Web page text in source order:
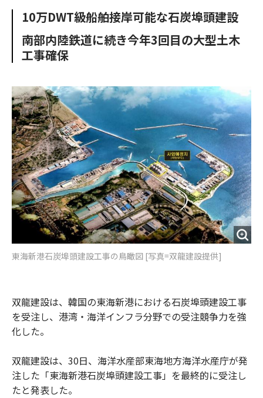
o
k
e
u
10万DWT級船舶接岸可能な石炭埠頭建設
南部内陸鉄道に続き今年3回目の大型土木
工事確保
東海新港石炭埠頭建設工事の鳥瞰図 [写真=双龍建設提供]
双龍建設は、韓国の東海新港における石炭埠頭建設工事
を受注し、港湾・海洋インフラ分野での受注競争力を強
化した。
双龍建設は、30日、海洋水産部東海地方海洋水産庁が発
注した「東海新港石炭埠頭建設工事」を最終的に受注し
たと発表した。